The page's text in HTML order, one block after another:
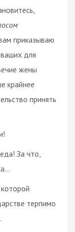
приказываю
для
жены
крайнее
принять
За что,
терпимо